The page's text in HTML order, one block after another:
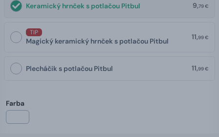
Keramický hrnček s potlačou Pitbul 9,79 €
TIP
Magický keramický hrnček s potlačou Pitbul 11,99 €
Plecháčik s potlačou Pitbul 11,99 €
Farba